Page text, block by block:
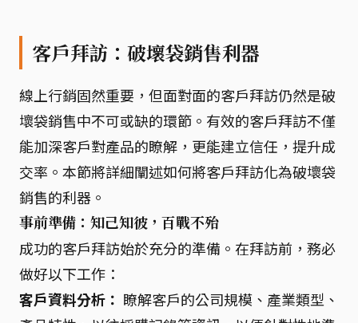
客戶拜訪：破壞袋銷售利器
線上行銷固然重要，但面對面的客戶拜訪仍然是破
壞袋銷售中不可或缺的環節。有效的客戶拜訪不僅
能加深客戶對產品的瞭解，更能建立信任，提升成
交率。本節將詳細闡述如何將客戶拜訪化為破壞袋
銷售的利器。
事前準備：知己知彼，百戰不殆
成功的客戶拜訪始於充分的準備。在拜訪前，務必
做好以下工作：
客戶資料分析： 瞭解客戶的公司規模、產業類型、